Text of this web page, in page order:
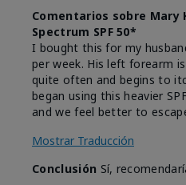
Comentarios sobre Mary
Spectrum SPF 50*
I bought this for my
per week. His left forearm
quite often and begins to
began using this heavier
and we feel better to
Mostrar Traducción
Conclusión Sí,